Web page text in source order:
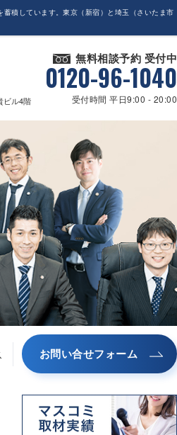
積しています。東京（新宿）と埼玉（さいたま市
ビル4階
無料相談予約 受付中
0120-96-1040
受付時間 平日9:00 - 20:00
お問い合せフォーム